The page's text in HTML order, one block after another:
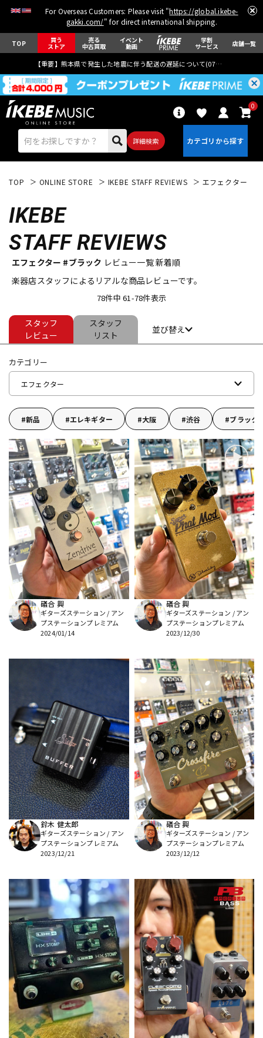
For Overseas Customers: Please visit "https://global.ikebe-
gakki.com/" for direct international shipping.
TOP 買う
ストア
売る
中古買取
イベント
動画
学割
サービス 店舗一覧
【重要】熊本県で発生した地震に伴う配送の遅延について(07月29日
詳細検索
0
エレキギター
ベース ウクレレ
ドラム パーカッション
管楽器 その他楽器
アンプ エフェクター
DJ機器 DTM
DTM オンライン納品 レコーディング機器
配信/ライブ機器 楽器アクセサリ
中古 ヴィンテージ
TOP ONLINE STORE IKEBE STAFF REVIEWS エフェクター
IKEBE
STAFF REVIEWS
エフェクター #ブラック レビュー一覧 新着順
楽器店スタッフによるリアルな商品レビューです。
78件中 61-78件表示
スタッフ
レビュー
スタッフ
リスト
並び替え
カテゴリー
エフェクター
新品 エレキギター 大阪 渋谷 ブラック
礒合 興
ギターズステーション / アン
プステーションプレミアム
2024/01/14
礒合 興
ギターズステーション / アン
プステーションプレミアム
2023/12/30
鈴木 健太郎
ギターズステーション / アン
プステーションプレミアム
2023/12/21
礒合 興
ギターズステーション / アン
プステーションプレミアム
2023/12/12